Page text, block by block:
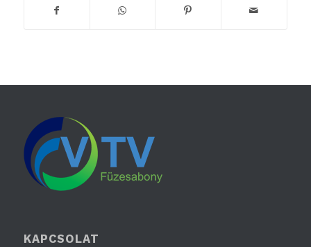
KAPCSOLAT